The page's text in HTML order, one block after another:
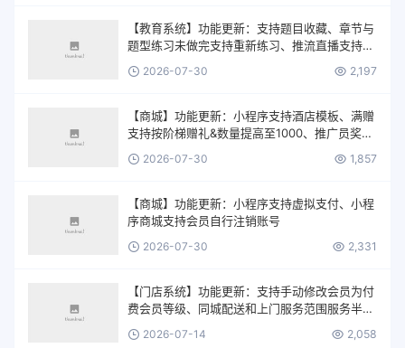
【教育系统】功能更新：支持题目收藏、章节与
题型练习未做完支持重新练习、推流直播支持带
2026-07-30 2,197
【商城】功能更新：小程序支持酒店模板、满赠
支持按阶梯赠礼&数量提高至1000、推广员奖励
2026-07-30 1,857
【商城】功能更新：小程序支持虚拟支付、小程
序商城支持会员自行注销账号
2026-07-30 2,331
【门店系统】功能更新：支持手动修改会员为付
费会员等级、同城配送和上门服务范围服务半径
2026-07-14 2,058